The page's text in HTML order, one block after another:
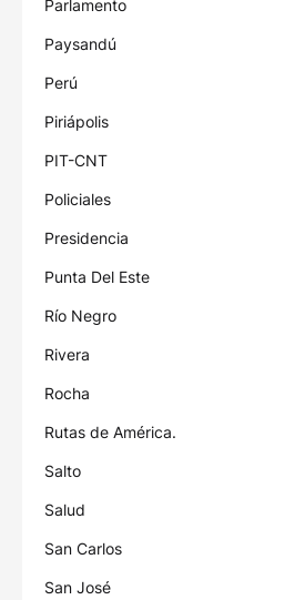
Parlamento
Paysandú
Perú
Piriápolis
PIT-CNT
Policiales
Presidencia
Punta Del Este
Río Negro
Rivera
Rocha
Rutas de América.
Salto
Salud
San Carlos
San José